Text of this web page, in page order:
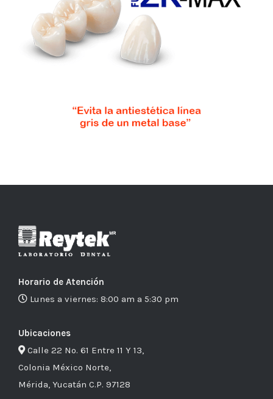
Horario de Atención
Lunes a viernes: 8:00 am a 5:30 pm
Ubicaciones
Calle 22 No. 61 Entre 11 Y 13,
Colonia México Norte,
Mérida, Yucatán C.P. 97128